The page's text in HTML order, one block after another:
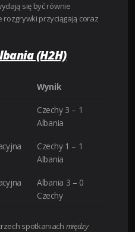
się być równie
rozgrywki przyciągają coraz
(H2H)
Wynik
Czechy 3 – 1
Albania
Czechy 1 – 1
Albania
Albania 3 – 0
Czechy
spotkaniach między